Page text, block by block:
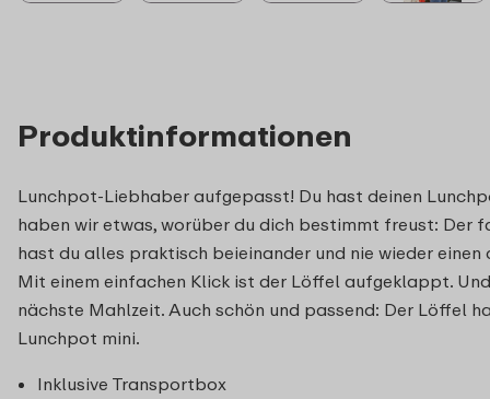
Produktinformationen
Lunchpot-Liebhaber aufgepasst! Du hast deinen
haben wir etwas, worüber du dich bestimmt freust:
hast du alles praktisch beieinander und nie wieder
Mit einem einfachen Klick ist der Löffel aufgeklappt.
nächste Mahlzeit. Auch schön und passend: Der Löffel
Lunchpot mini.
Inklusive Transportbox